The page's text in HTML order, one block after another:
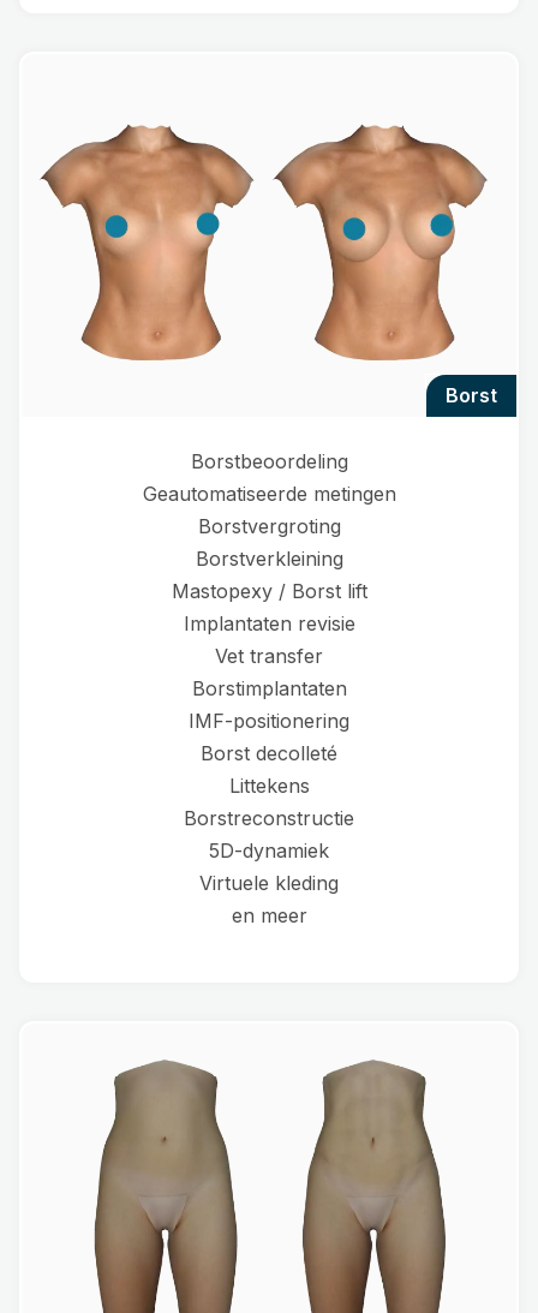
borst
Borstbeoordeling
Geautomatiseerde metingen
Borstvergroting
Borstverkleining
Mastopexy / Borst lift
Implantaten revisie
Vet transfer
Borstimplantaten
IMF-positionering
Borst decolleté
Littekens
Borstreconstructie
5D-dynamiek
Virtuele kleding
en meer